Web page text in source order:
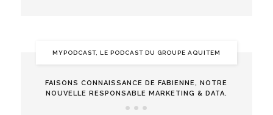
MYPODCAST, LE PODCAST DU GROUPE AQUITEM
FAISONS CONNAISSANCE DE FABIENNE, NOTRE
NOUVELLE RESPONSABLE MARKETING & DATA.